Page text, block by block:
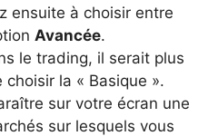
ensuite à choisir entre
Avancée.
le trading, il serait plus
la « Basique ».
sur votre écran une
sur lesquels vous